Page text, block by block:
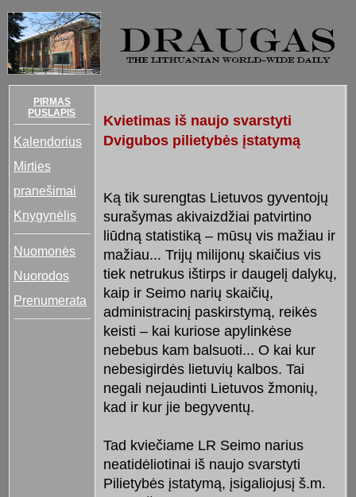
PIRMAS
PUSLAPIS
Kalendorius
Mirties
pranešimai
Knygynėlis
Nuomonės
Nuorodos
Prenumerata
Kvietimas iš naujo svarstyti
Dvigubos pilietybės įstatymą
Ką tik surengtas Lietuvos gyventojų
surašymas akivaizdžiai patvirtino
liūdną statistiką – mūsų vis mažiau ir
mažiau... Trijų milijonų skaičius vis
tiek netrukus ištirps ir daugelį dalykų,
kaip ir Seimo narių skaičių,
administracinį paskirstymą, reikės
keisti – kai kuriose apylinkėse
nebebus kam balsuoti... O kai kur
nebesigirdės lietuvių kalbos. Tai
negali nejaudinti Lietuvos žmonių,
kad ir kur jie begyventų.
Tad kviečiame LR Seimo narius
neatidėliotinai iš naujo svarstyti
Pilietybės įstatymą, įsigaliojusį š.m.